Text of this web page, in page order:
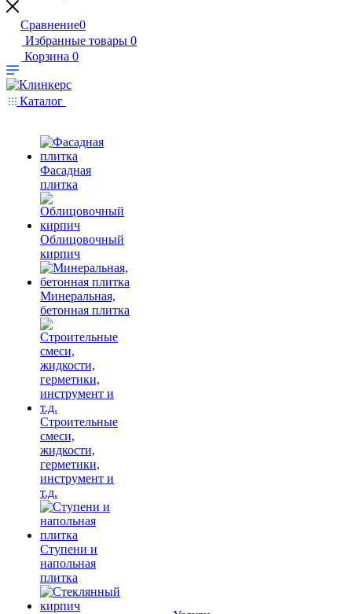
Сравнение0
Избранные товары 0
Корзина 0
Каталог
Фасадная
плитка
Облицовочный
кирпич
Минеральная,
бетонная плитка
Строительные
смеси,
жидкости,
герметики,
инструмент и
т.д.
Ступени и
напольная
плитка